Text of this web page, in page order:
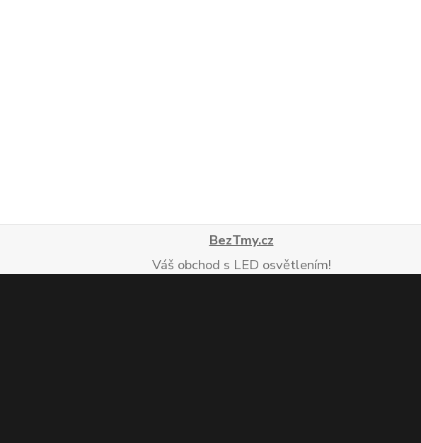
BezTmy.cz
Váš obchod s LED osvětlením!